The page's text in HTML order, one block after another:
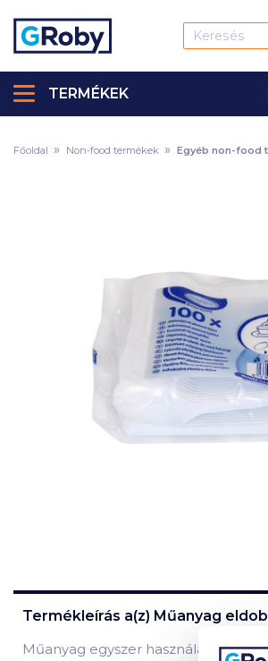
TERMÉKEK
Főoldal Non-food termékek Egyéb non-food
Termékleírás a(z) Műanyag
Műanyag egyszer használatos, 100